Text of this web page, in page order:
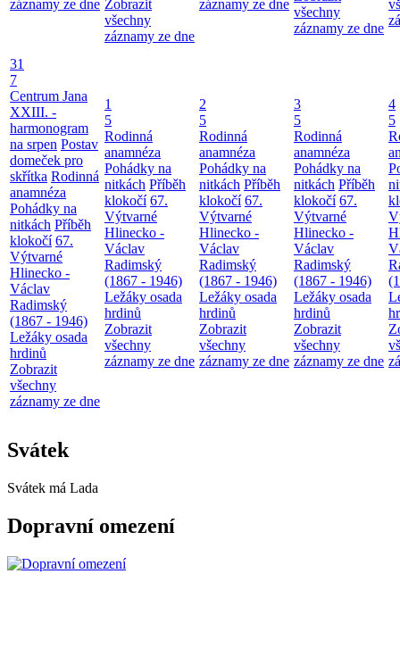
záznamy ze dne Zobrazit
všechny
záznamy ze dne
záznamy ze dne
všechny
záznamy ze dne
31
7
Centrum Jana
XXIII. -
harmonogram
na srpen Postav
domeček pro
skřítka Rodinná
anamnéza
Pohádky na
nitkách Příběh
klokočí 67.
Výtvarné
Hlinecko -
Václav
Radimský
(1867 - 1946)
Ležáky osada
hrdinů
Zobrazit
všechny
záznamy ze dne
1
5
Rodinná
anamnéza
Pohádky na
nitkách Příběh
klokočí 67.
Výtvarné
Hlinecko -
Václav
Radimský
(1867 - 1946)
Ležáky osada
hrdinů
Zobrazit
všechny
záznamy ze dne
2
5
Rodinná
anamnéza
Pohádky na
nitkách Příběh
klokočí 67.
Výtvarné
Hlinecko -
Václav
Radimský
(1867 - 1946)
Ležáky osada
hrdinů
Zobrazit
všechny
záznamy ze dne
3
5
Rodinná
anamnéza
Pohádky na
nitkách Příběh
klokočí 67.
Výtvarné
Hlinecko -
Václav
Radimský
(1867 - 1946)
Ležáky osada
hrdinů
Zobrazit
všechny
záznamy ze dne
4
5
Svátek
Svátek má Lada
Dopravní omezení